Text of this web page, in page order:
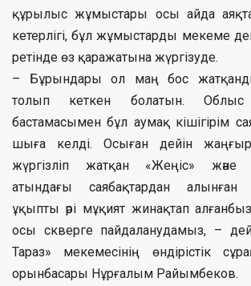
құрылыс жұмыстары осы айда
кетерлігі, бұл жұмыстарды мекеме
ретінде өз қаражатына жүргізуде.
– Бұрындары ол маң бос
толып кеткен болатын.
бастамасымен бұл аумақ кішігірім
шыға келді. Осыған дейін
жүргізліп жатқан «Жеңіс» және
атындағы саябақтардан алынған
ұқыпты әрі мұқият жинақтап
осы скверге пайдаланудамыз, –
Тараз» мекемесінің өндірістік
орынбасары Нұрғалым Райымбеков.